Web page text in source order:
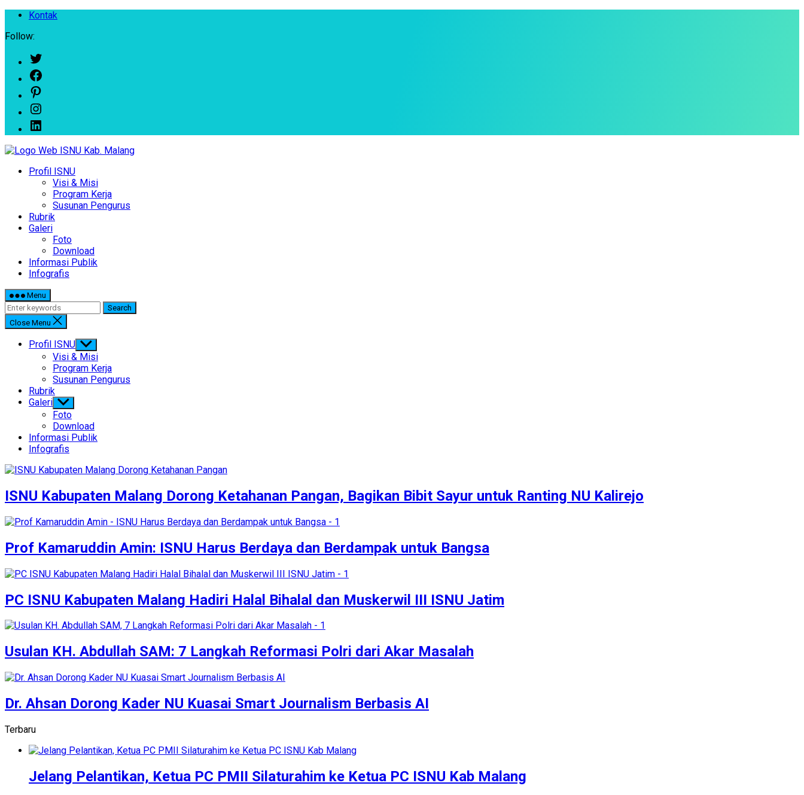
Kontak
Follow:
Twitter
Facebook
Pinterest
Instagram
LinkedIn
Profil ISNU
Visi & Misi
Program Kerja
Susunan Pengurus
Rubrik
Galeri
Foto
Download
Informasi Publik
Infografis
Menu
Search
Close Menu
Profil ISNU Show
sub
menu
Visi & Misi
Program Kerja
Susunan Pengurus
Rubrik
Galeri Show
sub
menu
Foto
Download
Informasi Publik
Infografis
ISNU Kabupaten Malang Dorong Ketahanan Pangan, Bagikan Bibit Sayur untuk Ranting NU Kalirejo
‎Prof Kamaruddin Amin: ISNU Harus Berdaya dan Berdampak untuk Bangsa
‎‎PC ISNU Kabupaten Malang Hadiri Halal Bihalal dan Muskerwil III ISNU Jatim
Usulan KH. Abdullah SAM: 7 Langkah Reformasi Polri dari Akar Masalah
Dr. Ahsan Dorong Kader NU Kuasai Smart Journalism Berbasis AI
Terbaru
Jelang Pelantikan, Ketua PC PMII Silaturahim ke Ketua PC ISNU Kab Malang